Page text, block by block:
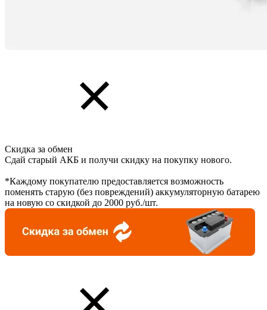
Скидка за обмен
Сдай старый АКБ и получи скидку на покупку нового.
*Каждому покупателю предоставляется возможность
поменять старую (без повреждений) аккумуляторную батарею
на новую со скидкой до 2000 руб./шт.